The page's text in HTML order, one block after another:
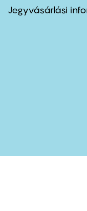
second
Jegyvásárlási